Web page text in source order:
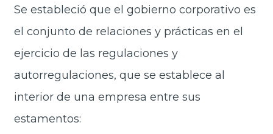
Se estableció que el gobierno corporativo es
el conjunto de relaciones y prácticas en el
ejercicio de las regulaciones y
autorregulaciones, que se establece al
interior de una empresa entre sus
estamentos: